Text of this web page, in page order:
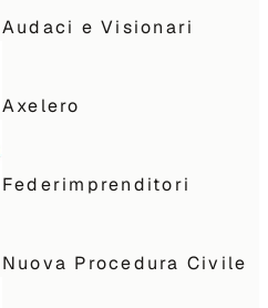
Audaci e Visionari
Axelero
Federimprenditori
Nuova Procedura Civile